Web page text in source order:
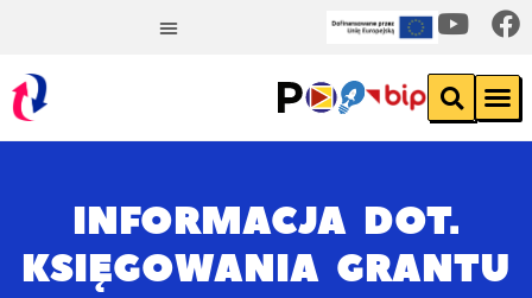
INFORMACJA DOT.
KSIĘGOWANIA GRANTU